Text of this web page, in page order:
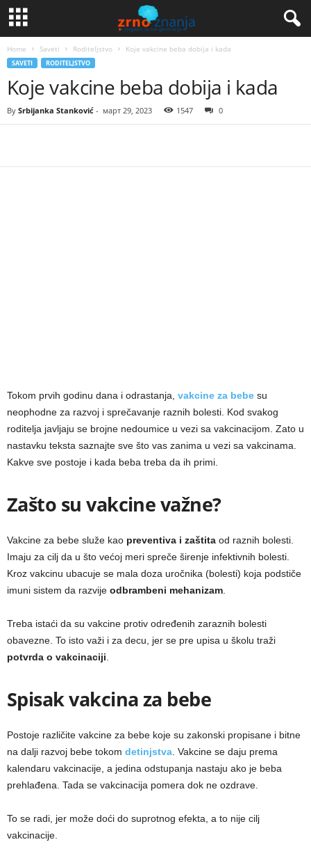
Home Saveti Roditeljstvo Koje vakcine beba dobija i kada
SAVETI RODITELJSTVO
Koje vakcine beba dobija i kada
By Srbijanka Stanković - март 29, 2023 1547 0
Tokom prvih godinu dana i odrastanja, vakcine za bebe su
neophodne za razvoj i sprečavanje raznih bolesti. Kod svakog
roditelja javljaju se brojne nedoumice u vezi sa vakcinacijom. Zato u
nastavku teksta saznajte sve što vas zanima u vezi sa vakcinama.
Kakve sve postoje i kada beba treba da ih primi.
Zašto su vakcine važne?
Vakcine za bebe služe kao preventiva i zaštita od raznih bolesti.
Imaju za cilj da u što većoj meri spreče širenje infektivnih bolesti.
Kroz vakcinu ubacuje se mala doza uročnika (bolesti) koja podstiče
imuni sistem da razvije odbrambeni mehanizam.
Treba istaći da su vakcine protiv određenih zaraznih bolesti
obavezne. To isto važi i za decu, jer se pre upisa u školu traži
potvrda o vakcinaciji.
Spisak vakcina za bebe
Postoje različite vakcine za bebe koje su zakonski propisane i bitne
na dalji razvoj bebe tokom detinjstva. Vakcine se daju prema
kalendaru vakcinacije, a jedina odstupanja nastaju ako je beba
prehlađena. Tada se vakcinacija pomera dok ne ozdrave.
To se radi, jer može doći do suprotnog efekta, a to nije cilj
vakcinacije.